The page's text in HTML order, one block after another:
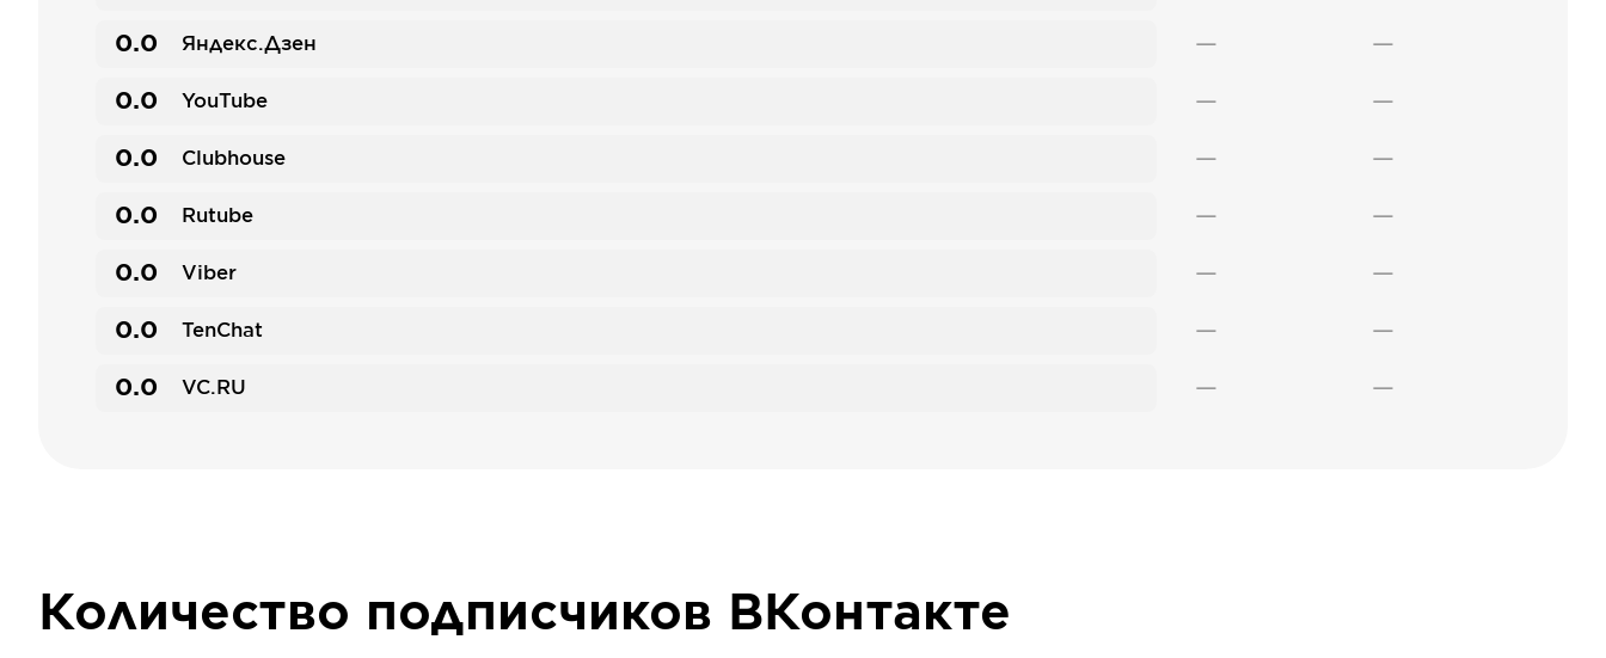
0.0 Яндекс.Дзен — —
0.0 YouTube — —
0.0 Clubhouse — —
0.0 Rutube — —
0.0 Viber — —
0.0 TenChat — —
0.0 VC.RU — —
Количество подписчиков ВКонтакте